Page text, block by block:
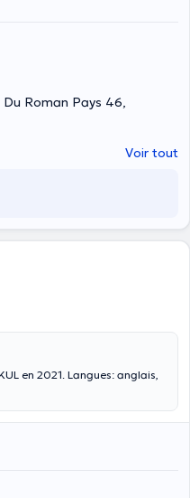
Du Roman Pays 46,
Voir tout
anglais,